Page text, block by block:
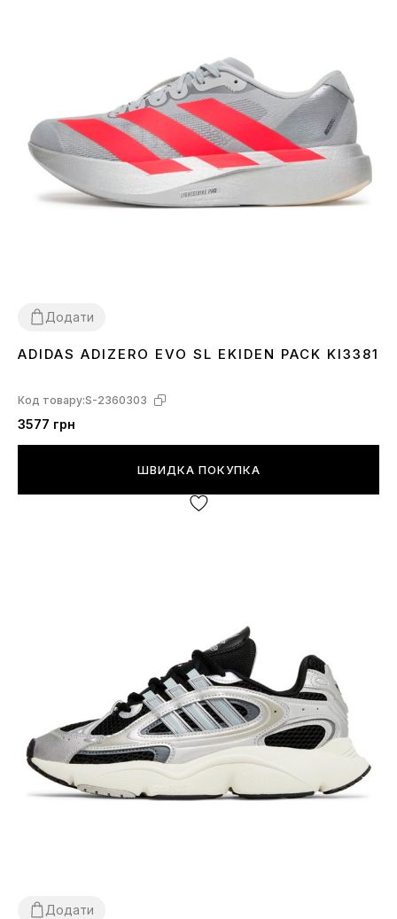
Додати
44
ADIDAS ADIZERO EVO SL EKIDEN PACK KI3381
Код товару:S-2360303
3577 грн
ШВИДКА ПОКУПКА
Додати